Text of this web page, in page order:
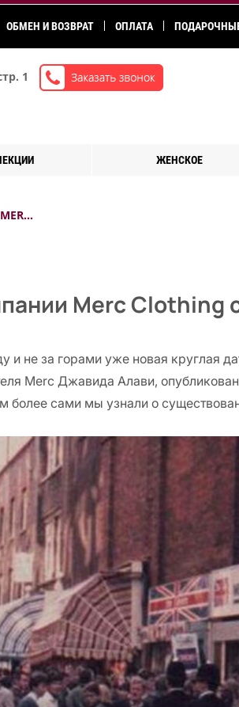
ОБМЕН И ВОЗВРАТ ОПЛАТА
1
ЖЕНСКОЕ
Merc Clothing
и не за горами уже новая круглая
Merc Джавида Алави,
более сами мы узнали о